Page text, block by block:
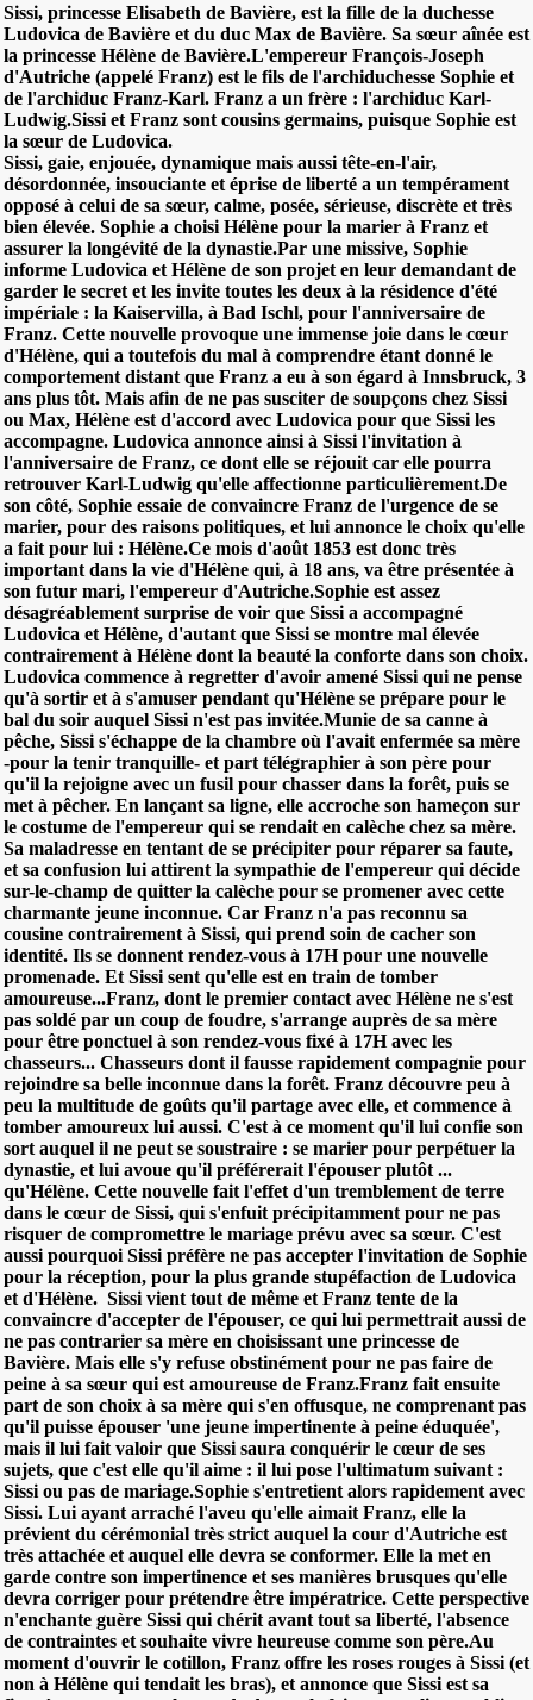
Sissi, princesse Elisabeth de Bavière, est la fille de la duchesse
Ludovica de Bavière et du duc Max de Bavière. Sa sœur aînée est
la princesse Hélène de Bavière.L'empereur François-Joseph
d'Autriche (appelé Franz) est le fils de l'archiduchesse Sophie et
de l'archiduc Franz-Karl. Franz a un frère : l'archiduc Karl-
Ludwig.Sissi et Franz sont cousins germains, puisque Sophie est
la sœur de Ludovica.
Sissi, gaie, enjouée, dynamique mais aussi tête-en-l'air,
désordonnée, insouciante et éprise de liberté a un tempérament
opposé à celui de sa sœur, calme, posée, sérieuse, discrète et très
bien élevée. Sophie a choisi Hélène pour la marier à Franz et
assurer la longévité de la dynastie.Par une missive, Sophie
informe Ludovica et Hélène de son projet en leur demandant de
garder le secret et les invite toutes les deux à la résidence d'été
impériale : la Kaiservilla, à Bad Ischl, pour l'anniversaire de
Franz. Cette nouvelle provoque une immense joie dans le cœur
d'Hélène, qui a toutefois du mal à comprendre étant donné le
comportement distant que Franz a eu à son égard à Innsbruck, 3
ans plus tôt. Mais afin de ne pas susciter de soupçons chez Sissi
ou Max, Hélène est d'accord avec Ludovica pour que Sissi les
accompagne. Ludovica annonce ainsi à Sissi l'invitation à
l'anniversaire de Franz, ce dont elle se réjouit car elle pourra
retrouver Karl-Ludwig qu'elle affectionne particulièrement.De
son côté, Sophie essaie de convaincre Franz de l'urgence de se
marier, pour des raisons politiques, et lui annonce le choix qu'elle
a fait pour lui : Hélène.Ce mois d'août 1853 est donc très
important dans la vie d'Hélène qui, à 18 ans, va être présentée à
son futur mari, l'empereur d'Autriche.Sophie est assez
désagréablement surprise de voir que Sissi a accompagné
Ludovica et Hélène, d'autant que Sissi se montre mal élevée
contrairement à Hélène dont la beauté la conforte dans son choix.
Ludovica commence à regretter d'avoir amené Sissi qui ne pense
qu'à sortir et à s'amuser pendant qu'Hélène se prépare pour le
bal du soir auquel Sissi n'est pas invitée.Munie de sa canne à
pêche, Sissi s'échappe de la chambre où l'avait enfermée sa mère
-pour la tenir tranquille- et part télégraphier à son père pour
qu'il la rejoigne avec un fusil pour chasser dans la forêt, puis se
met à pêcher. En lançant sa ligne, elle accroche son hameçon sur
le costume de l'empereur qui se rendait en calèche chez sa mère.
Sa maladresse en tentant de se précipiter pour réparer sa faute,
et sa confusion lui attirent la sympathie de l'empereur qui décide
sur-le-champ de quitter la calèche pour se promener avec cette
charmante jeune inconnue. Car Franz n'a pas reconnu sa
cousine contrairement à Sissi, qui prend soin de cacher son
identité. Ils se donnent rendez-vous à 17H pour une nouvelle
promenade. Et Sissi sent qu'elle est en train de tomber
amoureuse...Franz, dont le premier contact avec Hélène ne s'est
pas soldé par un coup de foudre, s'arrange auprès de sa mère
pour être ponctuel à son rendez-vous fixé à 17H avec les
chasseurs... Chasseurs dont il fausse rapidement compagnie pour
rejoindre sa belle inconnue dans la forêt. Franz découvre peu à
peu la multitude de goûts qu'il partage avec elle, et commence à
tomber amoureux lui aussi. C'est à ce moment qu'il lui confie son
sort auquel il ne peut se soustraire : se marier pour perpétuer la
dynastie, et lui avoue qu'il préférerait l'épouser plutôt ...
qu'Hélène. Cette nouvelle fait l'effet d'un tremblement de terre
dans le cœur de Sissi, qui s'enfuit précipitamment pour ne pas
risquer de compromettre le mariage prévu avec sa sœur. C'est
aussi pourquoi Sissi préfère ne pas accepter l'invitation de Sophie
pour la réception, pour la plus grande stupéfaction de Ludovica
et d'Hélène. Sissi vient tout de même et Franz tente de la
convaincre d'accepter de l'épouser, ce qui lui permettrait aussi de
ne pas contrarier sa mère en choisissant une princesse de
Bavière. Mais elle s'y refuse obstinément pour ne pas faire de
peine à sa sœur qui est amoureuse de Franz.Franz fait ensuite
part de son choix à sa mère qui s'en offusque, ne comprenant pas
qu'il puisse épouser 'une jeune impertinente à peine éduquée',
mais il lui fait valoir que Sissi saura conquérir le cœur de ses
sujets, que c'est elle qu'il aime : il lui pose l'ultimatum suivant :
Sissi ou pas de mariage.Sophie s'entretient alors rapidement avec
Sissi. Lui ayant arraché l'aveu qu'elle aimait Franz, elle la
prévient du cérémonial très strict auquel la cour d'Autriche est
très attachée et auquel elle devra se conformer. Elle la met en
garde contre son impertinence et ses manières brusques qu'elle
devra corriger pour prétendre être impératrice. Cette perspective
n'enchante guère Sissi qui chérit avant tout sa liberté, l'absence
de contraintes et souhaite vivre heureuse comme son père.Au
moment d'ouvrir le cotillon, Franz offre les roses rouges à Sissi (et
non à Hélène qui tendait les bras), et annonce que Sissi est sa